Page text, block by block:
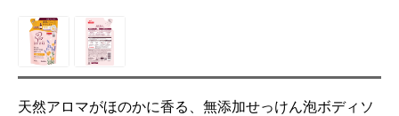
天然アロマがほのかに香る、無添加せっけん泡ボディソ